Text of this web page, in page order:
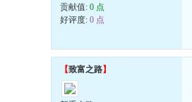
贡献值: 0 点
好评度: 0 点
【致富之路】